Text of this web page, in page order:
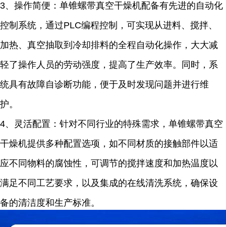
3、操作简便：单锥螺带真空干燥机配备有先进的自动化
控制系统，通过PLC编程控制，可实现从进料、搅拌、
加热、真空抽取到冷却排料的全程自动化操作，大大减
轻了操作人员的劳动强度，提高了生产效率。同时，系
统具有故障自诊断功能，便于及时发现问题并进行维
护。
4、灵活配置：针对不同行业的特殊需求，单锥螺带真空
干燥机提供多种配置选项，如不同材质的接触部件以适
应不同物料的腐蚀性，可调节的搅拌速度和加热温度以
满足不同工艺要求，以及集成的在线清洗系统，确保设
备的清洁度和生产标准。